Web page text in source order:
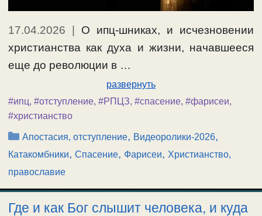
17.04.2026
О ипц-шниках, и исчезновении
христианства как духа и жизни, начавшееся
еще до революции в …
развернуть
#ипц, #отступление, #РПЦЗ, #спасение, #фарисеи,
#христианство
Рубрики
Апостасия, отступление, Видеоролики-2026,
Катакомбники, Спасение, Фарисеи, Христианство,
православие
Где и как Бог слышит человека, и куда